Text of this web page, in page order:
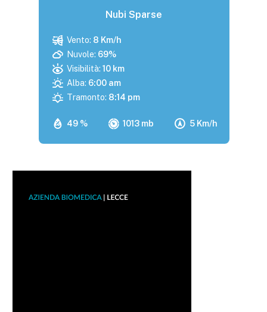
Nubi Sparse
49 % 1013 mb 5 Km/h
Vento: 8 Km/h
Nuvole: 69%
Visibilità: 10 km
Alba: 6:00 am
Tramonto: 8:14 pm